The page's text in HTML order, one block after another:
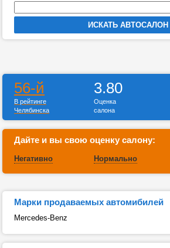
56-й
В рейтинге
Челябинска
3.80
Оценка
салона
Дайте и вы свою оценку салону:
Негативно Нормально
Марки продаваемых автомибилей
Mercedes-Benz